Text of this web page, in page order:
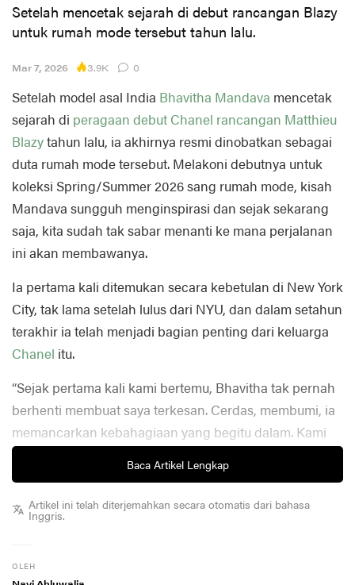
Setelah mencetak sejarah di debut rancangan Blazy
untuk rumah mode tersebut tahun lalu.
Mar 7, 2026 3.9K 0
Setelah model asal India Bhavitha Mandava mencetak
sejarah di peragaan debut Chanel rancangan Matthieu
Blazytahun lalu, ia akhirnya resmi dinobatkan sebagai
duta rumah mode tersebut. Melakoni debutnya untuk
koleksi Spring/Summer 2026 sang rumah mode, kisah
Mandava sungguh menginspirasi dan sejak sekarang
saja, kita sudah tak sabar menanti ke mana perjalanan
ini akan membawanya.
Ia pertama kali ditemukan secara kebetulan di New York
City, tak lama setelah lulus dari NYU, dan dalam setahun
terakhir ia telah menjadi bagian penting dari keluarga
Chanel itu.
“Sejak pertama kali kami bertemu, Bhavitha tak pernah
berhenti membuat saya terkesan. Cerdas, membumi, ia
memancarkan kebahagiaan yang begitu dalam. Kami
senang ia akan menjadi bagian dari babak baru ini
bersama kami di CHANEL,” ujar Blazy dalam
pengumuman resminya.
begitu saya rasakan dan banggakan untuk saya
Baca Artikel Lengkap
Artikel ini telah diterjemahkan secara otomatis dari bahasa
Inggris.
OLEH